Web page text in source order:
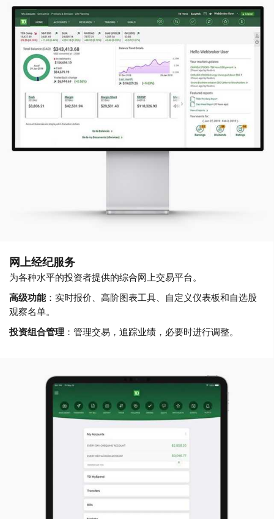
网上经纪服务
为各种水平的投资者提供的综合网上交易平台。
高级功能：实时报价、高阶图表工具、自定义仪表板和自选股
观察名单。
投资组合管理 ：管理交易，追踪业绩，必要时进行调整。